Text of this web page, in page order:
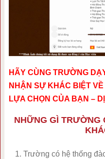
HÃY CÙNG TRƯỜNG
NHẬN SỰ KHÁC BIỆT
LỰA CHỌN CỦA BẠN –
NHỮNG GÌ TRƯỜNG
Trường có hệ thống